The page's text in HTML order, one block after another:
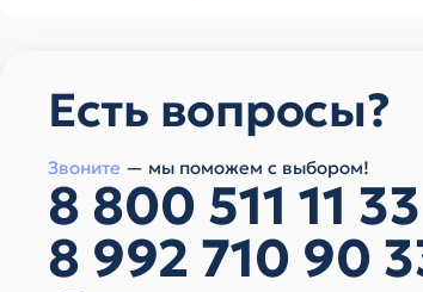
Есть вопросы?
Звоните — мы поможем с выбором!
8 800 511 11 33
8 992 710 90